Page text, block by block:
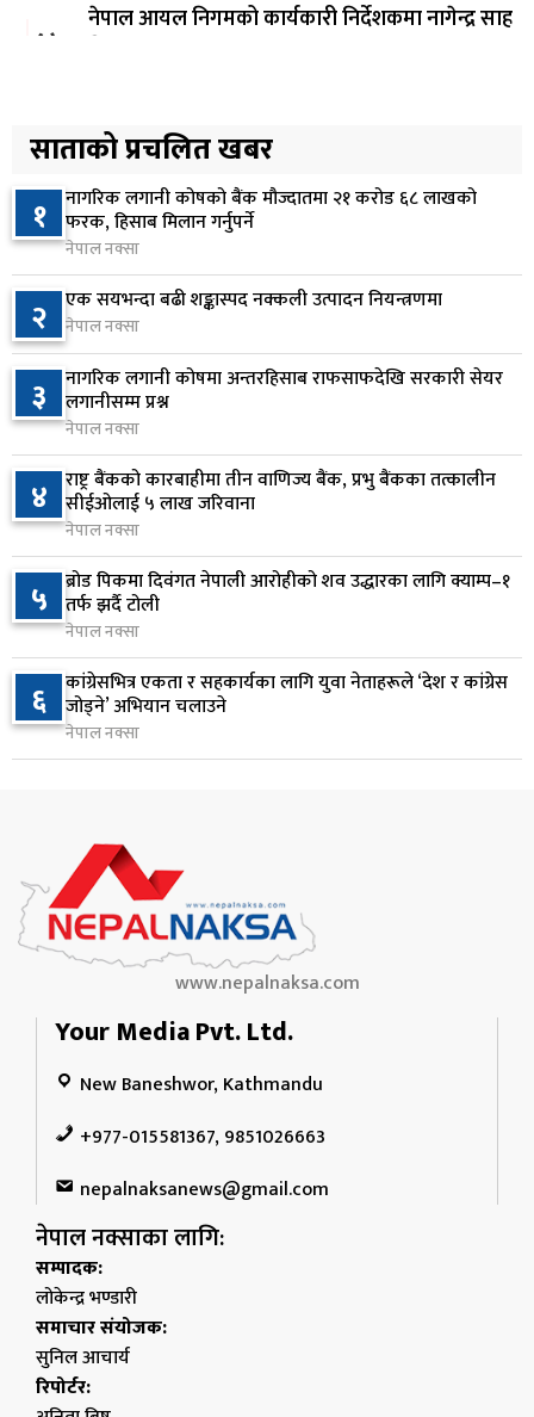
४
नेपाल आयल निगमको कार्यकारी निर्देशकमा नागेन्द्र साह
५
अनलाइन सेवा विस्तारलाई प्राथमिकता दिँदै त्रिभुवन
विश्वविद्यालयले नयाँ नीति तथा कार्यक्रम ल्याउने
१८ घण्टा अघि
६
सरकारद्वारा राष्ट्रसेवक कर्मचारीको नयाँ तलबमान
स्वीकृत, न्यूनतम तलब २८ हजार ९८४ रुपैयाँ
१९ घण्टा अघि
७
सिद्धबाबा सुरुङ निर्माणमा ३ अर्ब १ करोड खर्च, २०८३
फागुनको समयसीमा
१ दिन अघि
८
निम्सदाइसहित चार पर्वतारोहीको शव बेस क्याम्पमा
ल्याइयो
१ दिन अघि
९
सुनसरी र सिरहाका घटनाका पीडितलाई राहत र उपचार
दिने सरकारको निर्णय
१ दिन अघि
१०
कृषि क्षेत्रलाई आत्मनिर्भर बनाउने लक्ष्यसहित राष्ट्रिय कृषि
नीति २०८३ जारी
साताको प्रचलित खबर
१ नागरिक लगानी कोषको बैंक मौज्दातमा २१ करोड ६८ लाखको
फरक, हिसाब मिलान गर्नुपर्ने
नेपाल नक्सा
२ एक सयभन्दा बढी शङ्कास्पद नक्कली उत्पादन नियन्त्रणमा
नेपाल नक्सा
३ नागरिक लगानी कोषमा अन्तरहिसाब राफसाफदेखि सरकारी सेयर
लगानीसम्म प्रश्न
नेपाल नक्सा
४ राष्ट्र बैंकको कारबाहीमा तीन वाणिज्य बैंक, प्रभु बैंकका तत्कालीन
सीईओलाई ५ लाख जरिवाना
नेपाल नक्सा
५ ब्रोड पिकमा दिवंगत नेपाली आरोहीको शव उद्धारका लागि क्याम्प–१
तर्फ झर्दै टोली
नेपाल नक्सा
६ कांग्रेसभित्र एकता र सहकार्यका लागि युवा नेताहरूले ‘देश र कांग्रेस
जोड्ने’ अभियान चलाउने
नेपाल नक्सा
www.nepalnaksa.com
Your Media Pvt. Ltd.
New Baneshwor, Kathmandu
+977-015581367, 9851026663
nepalnaksanews@gmail.com
नेपाल नक्साका लागि:
सम्पादक:
लोकेन्द्र भण्डारी
समाचार संयोजक:
सुनिल आचार्य
रिपोर्टर: